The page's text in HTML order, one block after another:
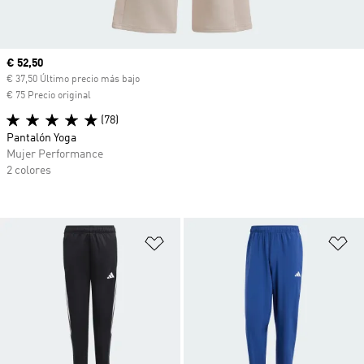
Añadir a la lista de deseos
Precio actual
€ 52,50
€ 37,50 Último precio más bajo
€ 75 Precio original
(78)
Pantalón Yoga
Mujer Performance
2 colores